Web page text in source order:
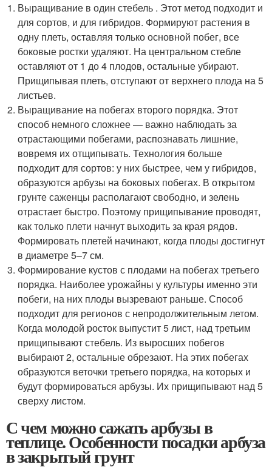
Выращивание в один стебель . Этот метод подходит и
для сортов, и для гибридов. Формируют растения в
одну плеть, оставляя только основной побег, все
боковые ростки удаляют. На центральном стебле
оставляют от 1 до 4 плодов, остальные убирают.
Прищипывая плеть, отступают от верхнего плода на 5
листьев.
Выращивание на побегах второго порядка. Этот
способ немного сложнее — важно наблюдать за
отрастающими побегами, распознавать лишние,
вовремя их отщипывать. Технология больше
подходит для сортов: у них быстрее, чем у гибридов,
образуются арбузы на боковых побегах. В открытом
грунте саженцы располагают свободно, и зелень
отрастает быстро. Поэтому прищипывание проводят,
как только плети начнут выходить за края рядов.
Формировать плетей начинают, когда плоды достигнут
в диаметре 5–7 см.
Формирование кустов с плодами на побегах третьего
порядка. Наиболее урожайны у культуры именно эти
побеги, на них плоды вызревают раньше. Способ
подходит для регионов с непродолжительным летом.
Когда молодой росток выпустит 5 лист, над третьим
прищипывают стебель. Из выросших побегов
выбирают 2, остальные обрезают. На этих побегах
образуются веточки третьего порядка, на которых и
будут формироваться арбузы. Их прищипывают над 5
сверху листом.
С чем можно сажать арбузы в
теплице. Особенности посадки арбуза
в закрытый грунт